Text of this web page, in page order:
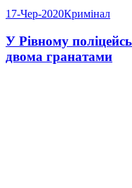
17-Чер-2020Кримінал
У Рівному
двома гранатами